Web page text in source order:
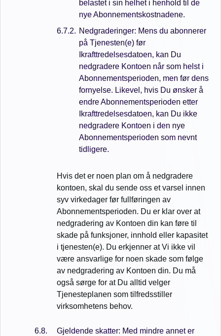
belastet i sin helhet i henhold til de
nye Abonnementskostnadene.
Nedgraderinger: Mens du abonnerer
på Tjenesten(e) før
Ikrafttredelsesdatoen, kan Du
nedgradere Kontoen når som helst i
Abonnementsperioden, men før dens
fornyelse. Likevel, hvis Du ønsker å
endre Abonnementsperioden etter
Ikrafttredelsesdatoen, kan Du ikke
nedgradere Kontoen i den nye
Abonnementsperioden som nevnt
tidligere.
Hvis det er noen plan om å nedgradere
kontoen, skal du sende oss et varsel innen
syv virkedager før fullføringen av
Abonnementsperioden. Du er klar over at
nedgradering av Kontoen din kan føre til
skade på funksjoner, innhold eller kapasitet
i tjenesten(e). Du erkjenner at Vi ikke vil
være ansvarlige for noen skade som følge
av nedgradering av Kontoen din. Du må
også sørge for at Du alltid velger
Tjenesteplanen som tilfredsstiller
virksomhetens behov.
Gjeldende skatter: Med mindre annet er